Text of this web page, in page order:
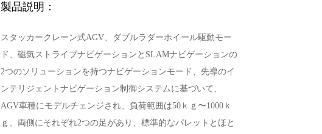
製品説明：
スタッカークレーン式AGV、ダブルラダーホイール駆動モー
ド、磁気ストライプナビゲーションとSLAMナビゲーションの
2つのソリューションを持つナビゲーションモード、先導のイ
ンテリジェントナビゲーション制御システムに基づいて、
AGV車種にモデルチェンジされ、負荷範囲は50ｋｇ〜1000ｋ
ｇ、両側にそれぞれ2つの足があり、標準的なパレットとほと